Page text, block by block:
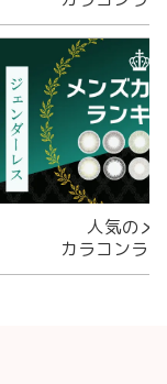
人気のメ
カラコンラ